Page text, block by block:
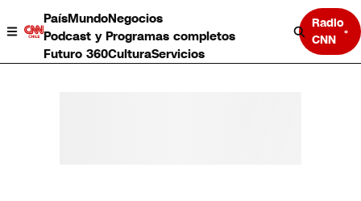
PaísMundoNegocios
Podcast y Programas completos
Futuro 360CulturaServicios
Radio
CNN